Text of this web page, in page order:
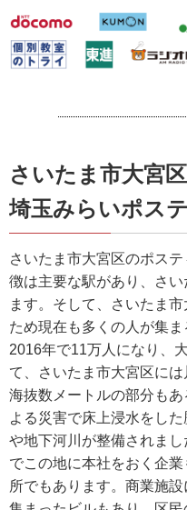
さいたま市大宮
埼玉みらいポス
さいたま市大宮区のポス
徴は主要な駅があり、さ
ます。そして、さいたま
ため現在も多くの人が集
2016年で11万人になり、
て、さいたま市大宮区に
海抜数メートルの部分も
よる災害で床上浸水をし
や地下河川が整備されま
でこの地に本社をおく企
所でもあります。商業施